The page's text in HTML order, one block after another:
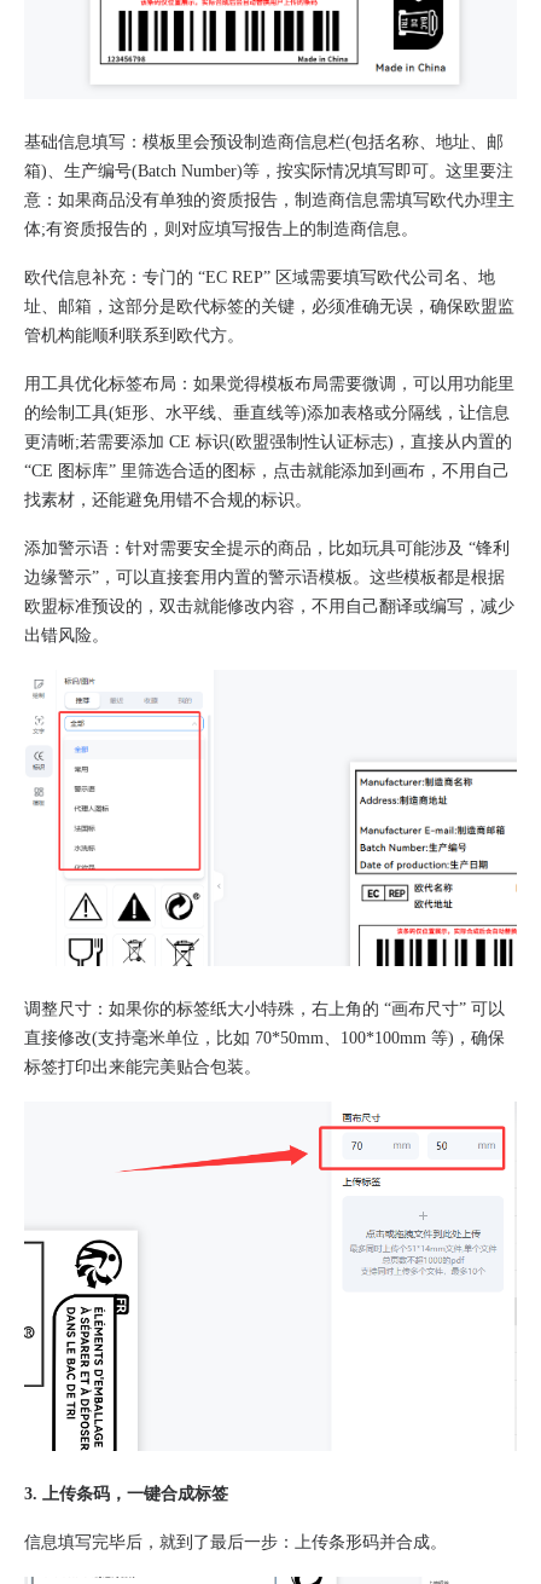
基础信息填写：模板里会预设制造商信息栏(包括名称、地址、邮
箱)、生产编号(Batch Number)等，按实际情况填写即可。这里要注
意：如果商品没有单独的资质报告，制造商信息需填写欧代办理主
体;有资质报告的，则对应填写报告上的制造商信息。
欧代信息补充：专门的 “EC REP” 区域需要填写欧代公司名、地
址、邮箱，这部分是欧代标签的关键，必须准确无误，确保欧盟监
管机构能顺利联系到欧代方。
用工具优化标签布局：如果觉得模板布局需要微调，可以用功能里
的绘制工具(矩形、水平线、垂直线等)添加表格或分隔线，让信息
更清晰;若需要添加 CE 标识(欧盟强制性认证标志)，直接从内置的
“CE 图标库” 里筛选合适的图标，点击就能添加到画布，不用自己
找素材，还能避免用错不合规的标识。
添加警示语：针对需要安全提示的商品，比如玩具可能涉及 “锋利
边缘警示”，可以直接套用内置的警示语模板。这些模板都是根据
欧盟标准预设的，双击就能修改内容，不用自己翻译或编写，减少
出错风险。
调整尺寸：如果你的标签纸大小特殊，右上角的 “画布尺寸” 可以
直接修改(支持毫米单位，比如 70*50mm、100*100mm 等)，确保
标签打印出来能完美贴合包装。
3. 上传条码，一键合成标签
信息填写完毕后，就到了最后一步：上传条形码并合成。